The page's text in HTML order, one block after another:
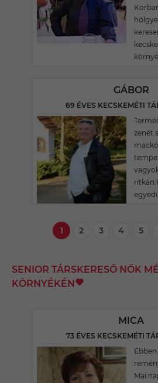
GÁBOR
69 ÉVES KECSKEMÉTI
zenét
1 2 3 4 5
SENIOR TÁRSKERESŐ NŐK
KÖRNYÉKÉN
MICA
73 ÉVES KECSKEMÉTI
Mai